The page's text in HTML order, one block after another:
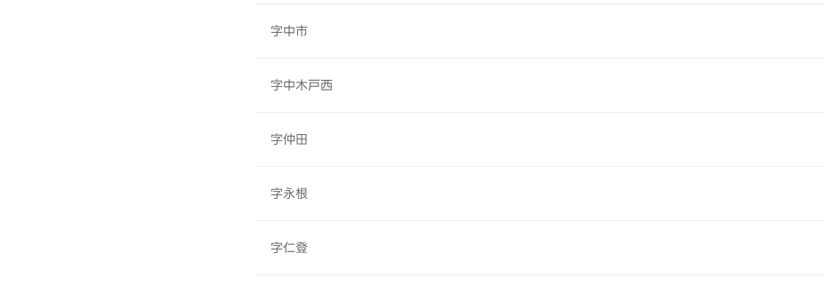
字中市
字中木戸西
字仲田
字永根
字仁登